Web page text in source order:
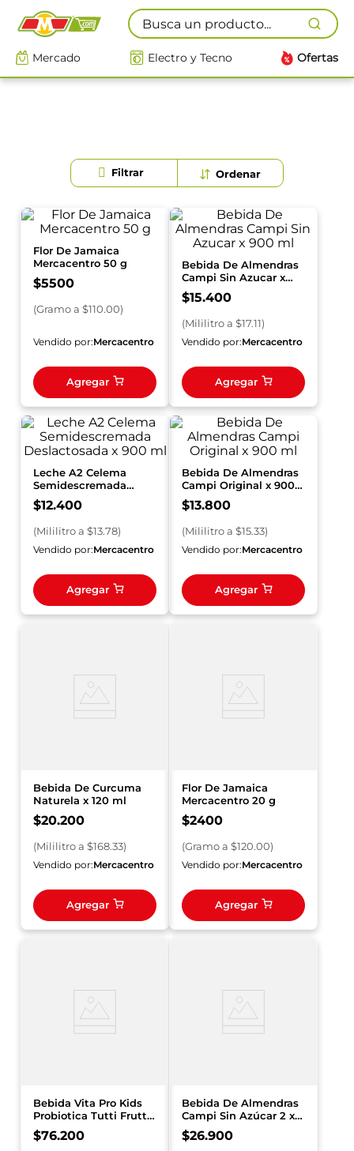
Busca un producto...
Mercado Electro y Tecno Ofertas
Flor De Jamaica
Mercacentro 50 g
$5500
(Gramoa $110.00)
Vendido por:Mercacentro
Agregar
Bebida De Almendras
Campi Sin Azucar x
900 ml
$15.400
(Mililitroa $17.11)
Vendido por:Mercacentro
Agregar
Leche A2 Celema
Semidescremada
Deslactosada x 900 ml
$12.400
(Mililitroa $13.78)
Vendido por:Mercacentro
Agregar
Bebida De Almendras
Campi Original x 900
ml
$13.800
(Mililitroa $15.33)
Vendido por:Mercacentro
Agregar
Bebida De Curcuma
Naturela x 120 ml
$20.200
(Mililitroa $168.33)
Vendido por:Mercacentro
Agregar
Flor De Jamaica
Mercacentro 20 g
$2400
(Gramoa $120.00)
Vendido por:Mercacentro
Agregar
Bebida Vita Pro Kids
Probiotica Tutti Frutti
x 500 ml
$76.200
Bebida De Almendras
Campi Sin Azúcar 2 x
900 ml
$26.900